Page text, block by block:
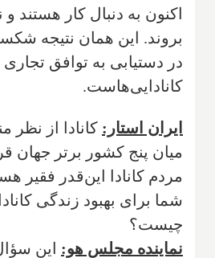
اکنون به دنبال کار هستند و
بروند. این همان نتیجه
در دستیابی به توافق تجاری
کانادایی‌هاست.
ایران استار: کانادا از نظر
میان پنج کشور برتر جهان
مردم کانادا این‌قدر فقیر
شما برای بهبود زندگی
چیست؟
نماینده مجلس هو: این